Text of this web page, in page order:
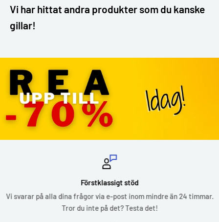
Vi har hittat andra produkter som du kanske
gillar!
Förstklassigt stöd
Vi svarar på alla dina frågor via e-post inom mindre än 24 timmar.
Tror du inte på det? Testa det!